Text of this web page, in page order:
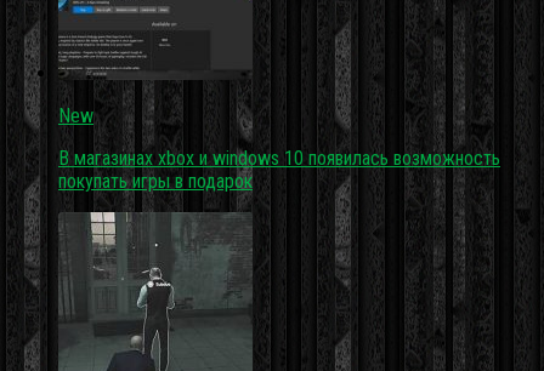
New
В магазинах xbox и windows 10 появилась возможность
покупать игры в подарок